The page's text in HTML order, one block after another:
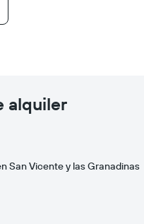
alquiler
San Vicente y las Granadinas